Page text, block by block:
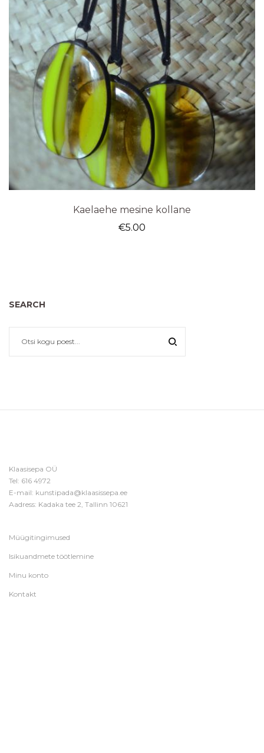
Kaelaehe mesine kollane
€5.00
SEARCH
Klaasisepa OÜ
Tel: 616 4972
E-mail: kunstipada@klaasissepa.ee
Aadress: Kadaka tee 2, Tallinn 10621
Müügitingimused
Isikuandmete töötlemine
Minu konto
Kontakt